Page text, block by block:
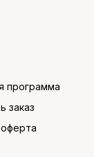
программа
заказ